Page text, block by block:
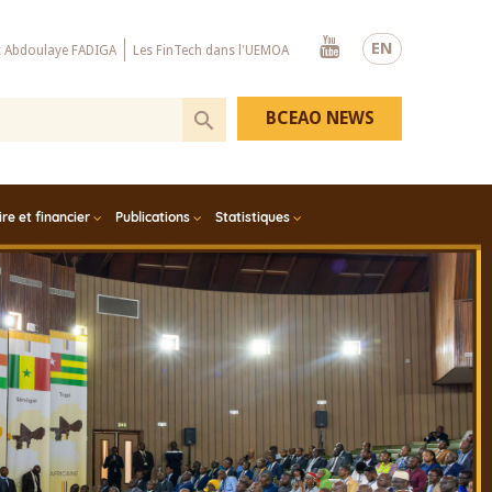
EN
Abdoulaye FADIGA Les FinTech dans l'UEMOA
Youtube
et financier Publications Statistiques
BCEAO NEWS